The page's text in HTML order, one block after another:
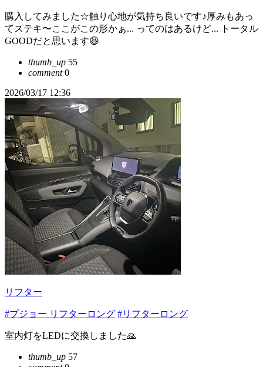
購入してみました☆触り心地が気持ち良いです♪厚みもあっ
てステキ〜ここがこの形かぁ... ってのはあるけど... トータル
GOODだと思います😆
thumb_up 55
comment0
2026/03/17 12:36
リフター
#プジョー リフターロング #リフターロング
室内灯をLEDに交換しました🙏
thumb_up 57